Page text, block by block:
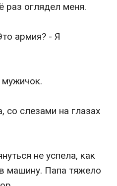
раз оглядел меня.
армия? - Я
слезами на глазах
не успела, как
машину. Папа тяжело